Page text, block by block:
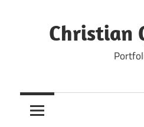
contentChristian